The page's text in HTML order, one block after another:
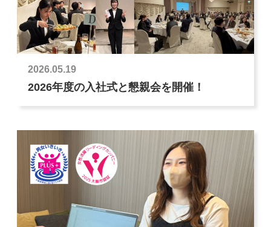
2026.05.19
2026年度の入社式と懇親会を開催！